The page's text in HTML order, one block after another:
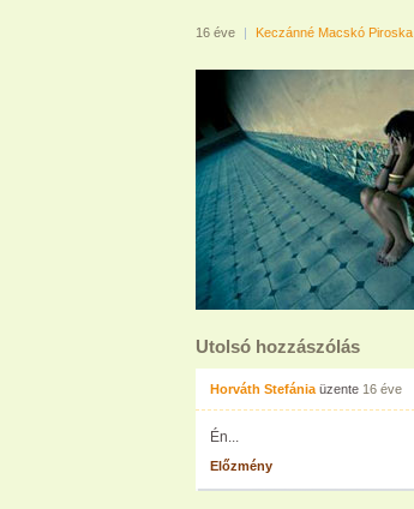
16 éve | Keczánné Macskó Piroska
Utolsó hozzászólás
Horváth Stefánia üzente 16 éve
Én...
Előzmény